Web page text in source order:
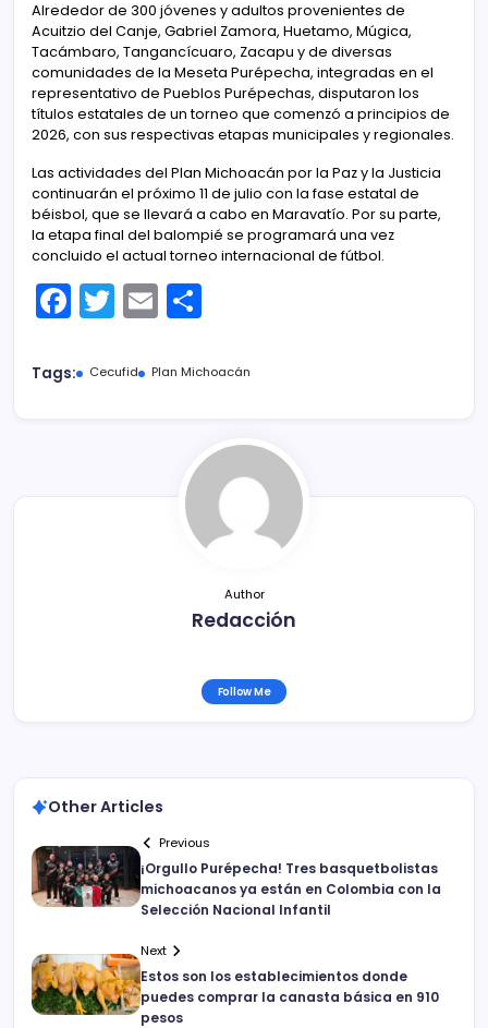
Alrededor de 300 jóvenes y adultos provenientes de
Acuitzio del Canje, Gabriel Zamora, Huetamo, Múgica,
Tacámbaro, Tangancícuaro, Zacapu y de diversas
comunidades de la Meseta Purépecha, integradas en el
representativo de Pueblos Purépechas, disputaron los
títulos estatales de un torneo que comenzó a principios de
2026, con sus respectivas etapas municipales y regionales.
Las actividades del Plan Michoacán por la Paz y la Justicia
continuarán el próximo 11 de julio con la fase estatal de
béisbol, que se llevará a cabo en Maravatío. Por su parte,
la etapa final del balompié se programará una vez
concluido el actual torneo internacional de fútbol.
F
c
T
itt
E
ai m
ar
tir
Tags: Cecufid Plan Michoacán
Author
Redacción
Follow Me
Other Articles
Previous
¡Orgullo Purépecha! Tres basquetbolistas
michoacanos ya están en Colombia con la
Selección Nacional Infantil
Next
Estos son los establecimientos donde
puedes comprar la canasta básica en 910
pesos